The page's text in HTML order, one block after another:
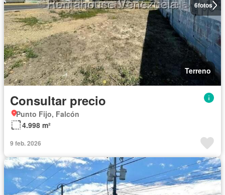
6fotos
Terreno
Consultar precio
Punto Fijo, Falcón
4.998 m²
9 feb. 2026